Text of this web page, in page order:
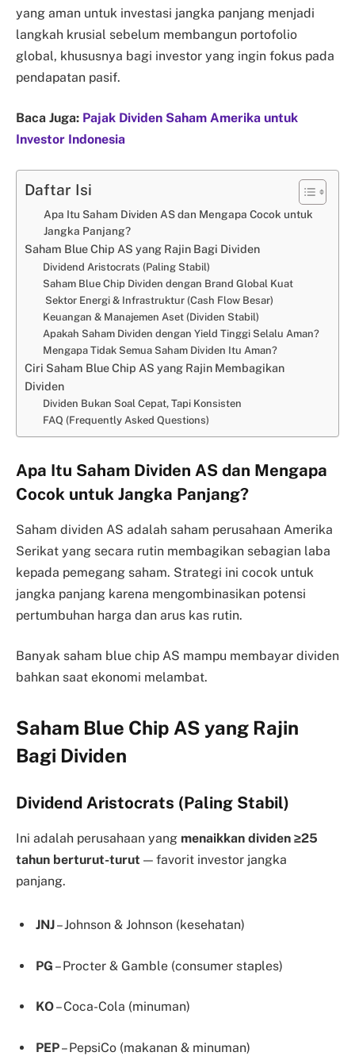
yang aman untuk investasi jangka panjang menjadi
langkah krusial sebelum membangun portofolio
global, khususnya bagi investor yang ingin fokus pada
pendapatan pasif.
Baca Juga: Pajak Dividen Saham Amerika untuk
Investor Indonesia
Daftar Isi
Apa Itu Saham Dividen AS dan Mengapa Cocok untuk
Jangka Panjang?
Saham Blue Chip AS yang Rajin Bagi Dividen
Dividend Aristocrats (Paling Stabil)
Saham Blue Chip Dividen dengan Brand Global Kuat
Sektor Energi & Infrastruktur (Cash Flow Besar)
Keuangan & Manajemen Aset (Dividen Stabil)
Apakah Saham Dividen dengan Yield Tinggi Selalu Aman?
Mengapa Tidak Semua Saham Dividen Itu Aman?
Ciri Saham Blue Chip AS yang Rajin Membagikan
Dividen
Dividen Bukan Soal Cepat, Tapi Konsisten
FAQ (Frequently Asked Questions)
Apa Itu Saham Dividen AS dan Mengapa
Cocok untuk Jangka Panjang?
Saham dividen AS adalah saham perusahaan Amerika
Serikat yang secara rutin membagikan sebagian laba
kepada pemegang saham. Strategi ini cocok untuk
jangka panjang karena mengombinasikan potensi
pertumbuhan harga dan arus kas rutin.
Banyak saham blue chip AS mampu membayar dividen
bahkan saat ekonomi melambat.
Saham Blue Chip AS yang Rajin
Bagi Dividen
Dividend Aristocrats (Paling Stabil)
Ini adalah perusahaan yang menaikkan dividen ≥25
tahun berturut-turut — favorit investor jangka
panjang.
JNJ– Johnson & Johnson (kesehatan)
PG – Procter & Gamble (consumer staples)
KO– Coca-Cola (minuman)
PEP– PepsiCo (makanan & minuman)